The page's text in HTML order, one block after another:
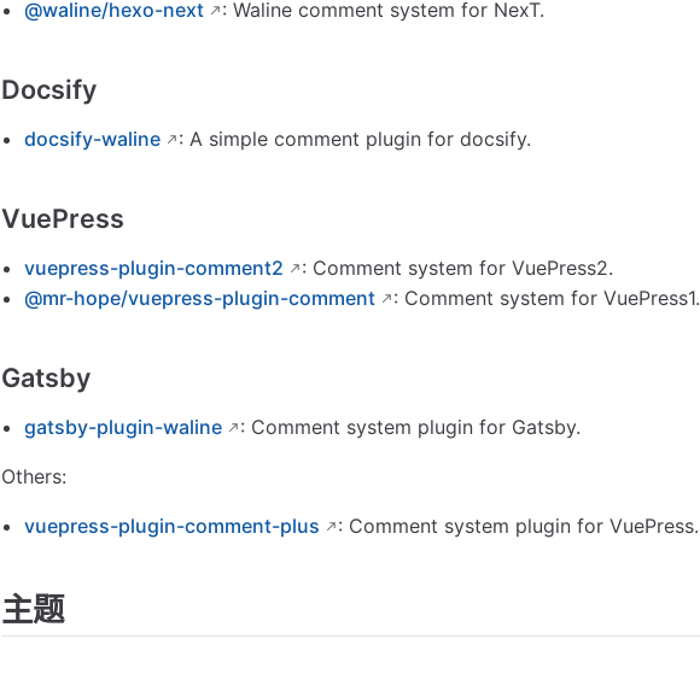
@waline/hexo-next : Waline comment system for NexT.
Docsify
docsify-waline : A simple comment plugin for docsify.
VuePress
vuepress-plugin-comment2
: Comment system for VuePress2.
@mr-hope/vuepress-plugin-comment
: Comment system for VuePress1.
Gatsby
gatsby-plugin-waline : Comment system plugin for Gatsby.
Others:
vuepress-plugin-comment-plus : Comment system plugin for VuePress.
主题